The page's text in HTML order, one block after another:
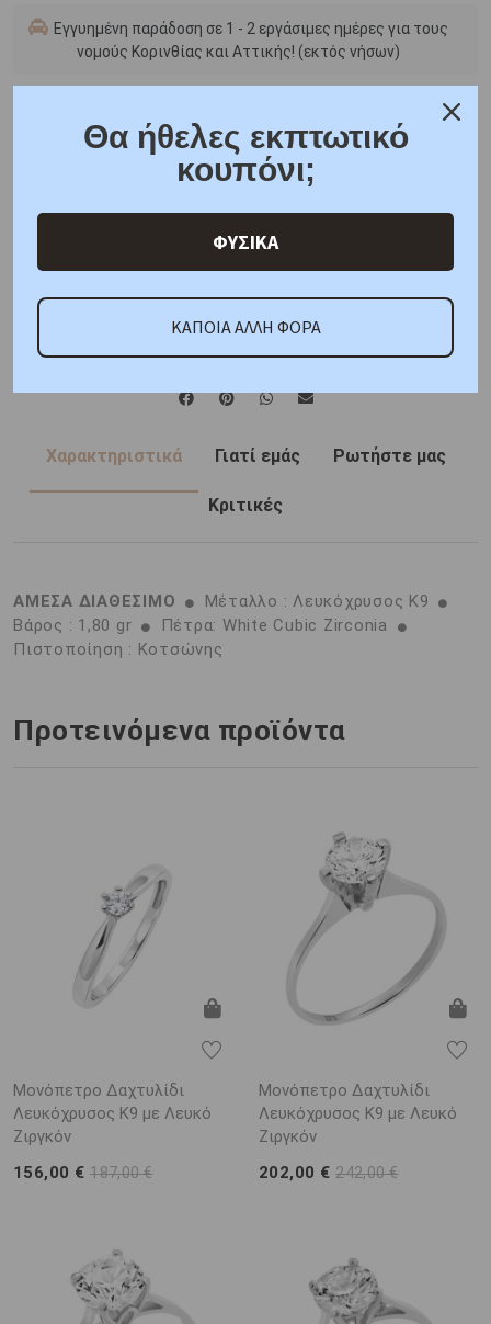
Εγγυημένη παράδοση σε 1 - 2 εργάσιμες ημέρες για τους
νομούς Κορινθίας και Αττικής! (εκτός νήσων)
Πληροφορίες
Μεγεθολόγιο Δαχτυλιδιών
Δωρεάν μεταφορικά για όλες τις παραγγελίες
Συσκευασία δώρου
F.A.Q.
ONLINE CHAT
SHARE THE LOVE
Χαρακτηριστικά Γιατί εμάς Ρωτήστε μας
Κριτικές
ΑΜΕΣΑ ΔΙΑΘΕΣΙΜΟ
Μέταλλο : Λευκόχρυσος K9
Βάρος : 1,80 gr
Πέτρα: White Cubic Zirconia
Πιστοποίηση : Κοτσώνης
Προτεινόμενα προϊόντα
Μονόπετρο Δαχτυλίδι
Λευκόχρυσος K9 με Λευκό
Ζιργκόν
156,00 €187,00 €
Μονόπετρο Δαχτυλίδι
Λευκόχρυσος Κ9 με Λευκό
Ζιργκόν
202,00 €242,00 €
Θα ήθελες εκπτωτικό
κουπόνι;
ΦΥΣΙΚΑ
ΚΑΠΟΙΑ ΑΛΛΗ ΦΟΡΑ